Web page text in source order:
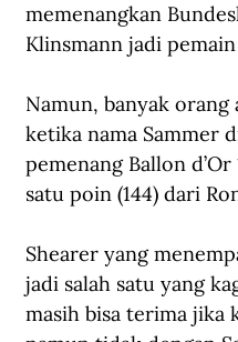
memenangkan
Klinsmann jadi
Namun, banyak
ketika nama Sammer
pemenang Ballon
satu poin (144) dari
Shearer yang
jadi salah satu yang
masih bisa terima jika